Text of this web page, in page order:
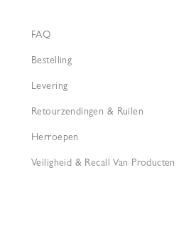
FAQ
Bestelling
Levering
Retourzendingen & Ruilen
Herroepen
Veiligheid & Recall Van Producten